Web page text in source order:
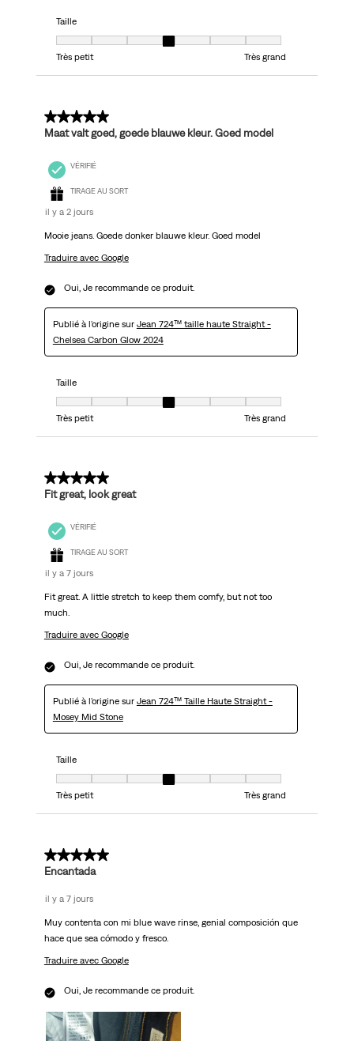
Taille
Taille, 4 sur 7, où 1 est égal à Très petit et 7 est égal à Très grand
Très petit
Très grand
5 sur 5 étoiles.
Maat valt goed, goede blauwe kleur. Goed model
VÉRIFIÉ
TIRAGE AU SORT
il y a 2 jours
Mooie jeans. Goede donker blauwe kleur. Goed model
Traduire avec Google
Oui, Je recommande ce produit.
Publié à l'origine sur Jean 724™ taille haute Straight -
Chelsea Carbon Glow 2024
Taille
Taille, 4 sur 7, où 1 est égal à Très petit et 7 est égal à Très grand
Très petit
Très grand
5 sur 5 étoiles.
Fit great, look great
VÉRIFIÉ
TIRAGE AU SORT
il y a 7 jours
Fit great. A little stretch to keep them comfy, but not too
much.
Traduire avec Google
Oui, Je recommande ce produit.
Publié à l'origine sur Jean 724™ Taille Haute Straight -
Mosey Mid Stone
Taille
Taille, 4 sur 7, où 1 est égal à Très petit et 7 est égal à Très grand
Très petit
Très grand
5 sur 5 étoiles.
Encantada
il y a 7 jours
Muy contenta con mi blue wave rinse, genial composición que
hace que sea cómodo y fresco.
Traduire avec Google
Oui, Je recommande ce produit.